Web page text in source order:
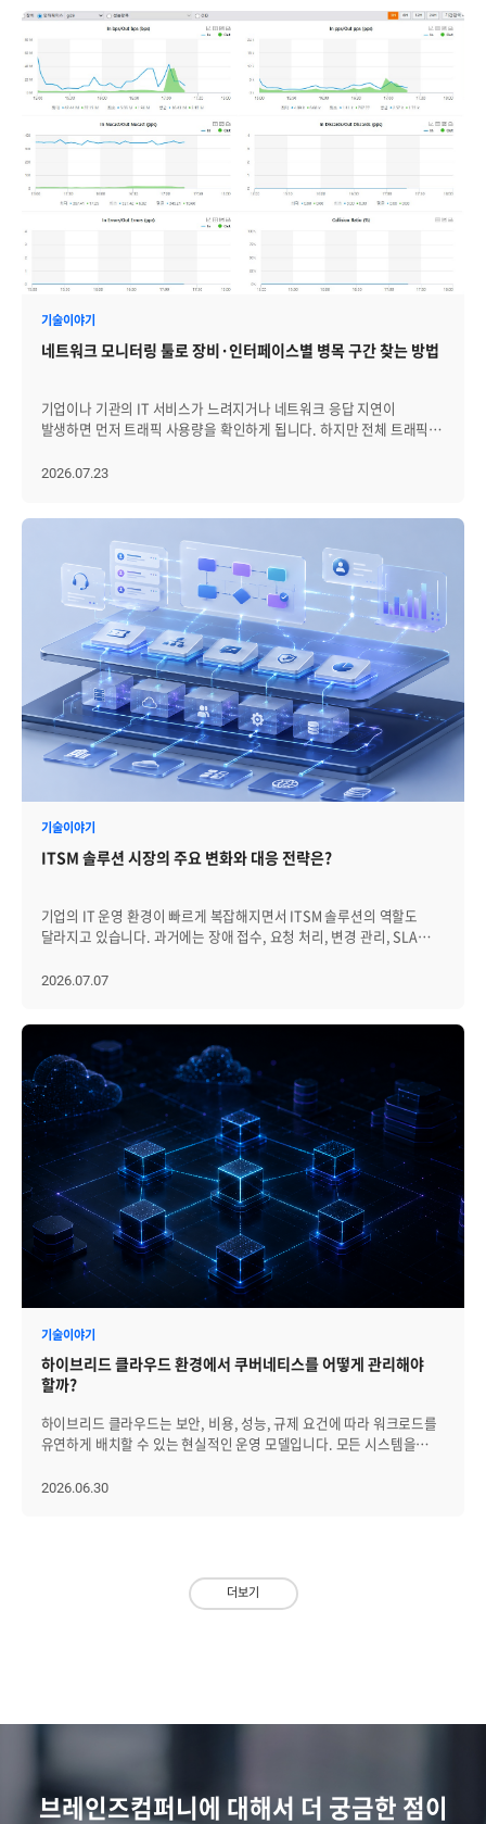
운영자가 실제 조치까지 이어갈 수 있는가? 최근의 서버 모니터링
솔루션은 단순히 서버 상태를 보여주는 도구에 머물지 않습니다.
하이브리드 클라우드, 컨테이너, 복잡한 애플리케이션 구조, 보안
요구사항, 운영 자동화와 연결되면서 IT 운영의 핵심 기반으로 확장되고
있습니다. 그렇다면 서버 모니터링 솔루션의 최근 트렌드와 도입 전
확인해야 할 5가지 선택 기준은 무엇인지 자세히 살펴보겠습니다. 서버
모니터링 솔루션의 최근 흐름 과거 서버 모니터링의 중심은 서버 자원
사용량 확인이었습니다. CPU 사용률이 높은지, 메모리가 부족한지,
디스크 용량이 임계치에 도달했는지, 특정 프로세스가 정상적으로
동작하는지를 확인하는 방식입니다. 이 기준은 여전히 중요합니다. 다만
최근 운영 환경에서는 서버 한 대의 상태만으로 장애를 판단하기
컨테이너, 네트워크, 데이터베이스, WAS 등 여러 계층 위에서
동작합니다. 하나의 장애가 여러 시스템에 영향을 주고, 반대로 사용자
불편은 발생했지만 서버 지표만 보면 정상처럼 보이는 경우도 있습니다.
있습니다. - 서버 자원 감시에서 서비스 영향 분석으로: CPU·메모리
서버, 클라우드, 컨테이너, 네트워크, DB, WAS 등 여러 운영 대상을
함께 관리 - 고정 임계치 알림에서 AI 기반 이상징후 탐지로: 정해진
상관관계 분석 - 모니터링에서 Observability 관점으로: 메트릭, 로그,
입체적으로 분석 - 장애 감지에서 운영 자동화와 AIOps로: 알림, 담당자
통보, 조치 이력, 반복 장애 대응, 원인 분석 보조까지 운영 프로세스와
연계 - 클라우드 네이티브와 표준 기반 수집 체계로: Kubernetes,
컨테이너, OpenTelemetry 등 다양한 환경의 데이터를 일관된
방식으로 수집·연동 즉, 최근의 서버 모니터링은 특정 서버의 상태를
확인하는 도구에서, 복잡한 인프라 전반의 장애 신호를 연결하고
운영자가 빠르게 판단할 수 있도록 돕는 체계로 바뀌고 있습니다.
따라서 솔루션을 선택할 때도 “서버 지표를 볼 수 있는가”를 넘어,
“클라우드와 온프레미스가 섞인 환경에서 장애를 어떻게 감지하고,
분석하고, 대응까지 연결할 수 있는가”를 봐야 합니다. 서버 모니터링
솔루션의 필수 조건 5가지 서버 모니터링 솔루션을 선택할 때는 단순히
기능이 많은지를 보는 것보다, 실제 운영 상황에서 장애를 얼마나 빠르게
인지하고 대응할 수 있는지를 기준으로 판단해야 합니다. 특히 최근의
서버 운영 환경은 온프레미스, 클라우드, 가상화, 컨테이너, 다양한
충분하지 않습니다. 서버의 상태를 정확히 수집하는 것부터 장애 알림,
인프라 연관 분석, 운영 보고, 보안 조건까지 함께 확인해야 합니다. [1]
서버 자원과 성능 데이터를 안정적으로 수집할 수 있는가 가장 기본적인
것입니다. CPU, 메모리, 디스크, 파일시스템, 네트워크, 프로세스, 로그
등 주요 항목을 실시간으로 확인할 수 있어야 합니다. 다만 단순히 현재
시간대, 반복적으로 발생하는 부하 패턴, 장애 발생 시점의 성능
SNMP·API·로그·이벤트 연동을 지원하는지, 클라우드나 컨테이너
환경의 데이터까지 일관되게 수집할 수 있는지가 중요합니다. 확인해야
할 질문은 다음과 같습니다. 서버별 주요 자원 현황을 실시간으로 볼 수
있는가? 기간별 성능 추이와 과거 데이터를 비교할 수 있는가? 장애 발생
시점의 성능 데이터를 다시 확인할 수 있는가? 에이전트, SNMP, API,
로그, 이벤트 등 필요한 방식으로 데이터를 수집할 수 있는가? 운영자가
필요한 항목 중심으로 화면을 구성할 수 있는가? 결국 기본 모니터링의
핵심은 “지금 상태”뿐 아니라 “왜 이런 상태가 되었는지”를 추적할 수
있는 데이터 흐름을 확보하는 것입니다. [2] 장애 탐지와 알림 정책을
정교하게 운영할 수 있는가 서버 모니터링에서 알림은 핵심 기능입니다.
하지만 알림이 많다고 좋은 것은 아닙니다. 불필요한 알림이 반복되면
운영자는 중요한 장애를 놓칠 수 있습니다. 따라서 임계치, 이벤트 등급,
알림 대상, 통보 방식, 에스컬레이션, 점검 시간 예외 처리 등을 운영
환경에 맞게 설정할 수 있어야 합니다. 특히 서버 수가 많거나 여러 업무
시스템을 함께 운영하는 조직이라면, 정책을 개별 서버마다 수동으로
설정하는 방식은 장기적으로 부담이 됩니다. 최근에는 고정 임계치뿐
아니라 평소와 다른 패턴, 반복 이벤트, 여러 지표 간 상관관계를 함께
감지할 수 있는지도 중요한 기준이 되고 있습니다. 좋은 솔루션은 장애를
합니다. 알림 정책을 얼마나 정교하게 운영할 수 있는지가 실제 장애
대응 품질을 좌우합니다. [3] 서버와 주변 인프라의 연관관계를 분석할
지연, DB 부하, WAS 장애, 스토리지 문제, 외부 연동 지연이 서버
대상이 복잡해질수록 연관관계 기반의 모니터링이 중요해집니다. 예를
들어 특정 서버에서 응답 지연이 발생했을 때 다음 질문에 답할 수
수 있는 업무 화면이어야 합니다. 실무자는 상세 지표와 이벤트를
확인해야 하고, 관리자는 전체 장애 현황과 성능 추이, 리소스 증설
기술이야기
네트워크 모니터링 툴로 장비·인터페이스별 병목 구간 찾는 방법
기업이나 기관의 IT 서비스가 느려지거나 네트워크 응답 지연이
발생하면 먼저 트래픽 사용량을 확인하게 됩니다. 하지만 전체 트래픽
정확히 판단하기 어렵습니다. 여러 네트워크 장비와 인터페이스가
Error·Discard 등의 성능지표를 함께 살펴보면 단순한 사용량 증가와
실제 품질 저하 가능성을 구분할 수 있습니다. 이번 글에서는 네트워크
모니터링 툴 Zenius NMS를 활용해 장비와 인터페이스별 트래픽 과점유
대상을 확인하고, 네트워크 병목 구간을 분석하는 방법을
살펴보겠습니다. 네트워크 트래픽 과점유 분석이 필요한 상황 네트워크
병목 구간을 찾기 위해서는 먼저 트래픽 사용량이 높은 대상을 선별하고,
장비에서 인터페이스로 분석 범위를 좁혀야 합니다. Zenius NMS의
장비·인터페이스 모니터링 기능은 다음과 같은 상황에서 활용할 수
있습니다. 네트워크 장비 기준 트래픽 과점유 대상 확인: 전체 장비의
bps In·Out 값을 비교해 트래픽 사용량이 높은 장비를 빠르게 선별할
수 있습니다. 인터페이스 기준 트래픽 과점유 대상 확인: 과점유 장비의
인터페이스별 사용량을 분석하거나, 전체 인터페이스를 정렬해 실제
트래픽이 집중된 연결 구간을 확인할 수 있습니다. 트래픽 과점유 분석을
통한 네트워크 품질 개선: 시간대별 추이와 세부 성능지표를 바탕으로
병목 가능 구간, 증설 필요성, 용량 예측 및 보안 이상징후를 파악할 수
있습니다. 이를 통해 단순히 트래픽이 많은 대상을 찾는 데 그치지 않고,
확인하는 방법 Zenius NMS에서는 먼저 장비 기준으로 트래픽 사용량이
높은 대상을 찾은 뒤, 해당 장비의 인터페이스를 분석해 병목 의심
정렬해 과점유 대상을 빠르게 확인하는 것도 가능합니다. (관련 기능
대상 확인 네트워크 병목 구간을 찾기 위한 첫 단계는 전체 관리 장비 중
트래픽 사용량이 높은 대상을 선별하는 것입니다. `NMS > 모니터링 >
장비` 화면에서 bps In 또는 bps Out 항목을 클릭해 정렬하면 수신·
송신 트래픽 사용량이 높은 장비를 확인할 수 있습니다. 장비별 트래픽을
동일한 기준으로 비교하면 전체 네트워크 환경에서 과부하나 병목이
의심되는 대상을 우선적으로 선별할 수 있습니다. > 그림 1. 장비
모니터링 화면에서 bps In·Out 기준으로 트래픽 과점유 대상 확인 특정
시점의 트래픽 수치만으로는 일시적인 증가인지 지속적인 과부하인지
판단하기 어렵습니다. 따라서 과점유 대상으로 확인된 장비는 시간대별
트래픽 추이를 추가로 살펴봐야 합니다. 과점유 대상 장비의 트래픽
항목을 클릭하면 시간대별 변화 추이를 확인할 수 있습니다. 현재
트래픽과 감시 임계선, 전일 동일 시간대의 트래픽을 비교하면 평소와
다른 증가가 발생했는지, 특정 시간대에 사용량이 반복적으로
집중되는지를 분석할 수 있습니다. > 그림 2. 과점유 대상 장비의
트래픽 확인 트래픽 사용량이 높은 장비를 찾았다면 다음으로 해당
장비의 어떤 인터페이스에 트래픽이 집중되고 있는지 확인해야 합니다.
하나의 네트워크 장비에는 여러 인터페이스가 연결되어 있으므로, 장비
전체 트래픽만으로는 실제 병목이 발생한 연결 구간을 판단하기
어렵습니다. 정렬값을 기준으로 사용량이 높은 장비를 선택하면 상세
모니터링 화면에서 인터페이스별 트래픽 사용량을 확인할 수
트래픽이 집중되어 있는지, 여러 인터페이스에 고르게 분산되어
과점유 대상 확인 특정 장비를 중심으로 분석하는 방법 외에도, 전체
네트워크 장비에 연결된 인터페이스를 한 화면에서 비교할 수 있습니다.
선별할 때 특히 유용합니다. > 그림 4. 인터페이스 모니터링 화면에서
인터페이스 기준 분석을 함께 활용하면 전체 네트워크에서 과점유
장비를 찾고, 실제 트래픽이 집중된 세부 연결 구간까지 단계적으로
확인할 수 있습니다. 분석 결과를 네트워크 운영에 활용하는 방법 과점유
2026.07.23
기술이야기
ITSM 솔루션 시장의 주요 변화와 대응 전략은?
기업의 IT 운영 환경이 빠르게 복잡해지면서 ITSM 솔루션의 역할도
달라지고 있습니다. 과거에는 장애 접수, 요청 처리, 변경 관리, SLA
여겨졌습니다. 그러나 최근에는 클라우드, SaaS, 보안 정책, 사용자
자동화 개념, 전사 서비스 관리인 ESM, 대규모 조직 운영을 위한
멀티테넌시, 보안·감사 요건 강화까지 맞물리며 ITSM에 요구되는
역할은 더 넓어지고 있습니다. 이제 ITSM은 서비스 요청을 접수하고
처리하는 시스템을 넘어, 복잡한 서비스 운영을 연결하고 통제하며
개선하는 운영 플랫폼으로 평가되고 있습니다. 따라서 기업은 ITSM
솔루션을 검토할 때 기능 목록만 비교하기보다, 시장 변화에 맞춰 자사의
운영 구조를 얼마나 유연하고 안정적으로 지원할 수 있는지를 함께
살펴야 합니다. [1] ITSM의 역할이 서비스데스크 중심에서 운영 플랫폼
중심으로 재편되고 있습니다 ITSM은 더 이상 서비스데스크의 티켓 접수
·처리 업무에만 머물지 않습니다. 최근 IT 운영에서는 하나의 장애나
요청이 애플리케이션, 서버, 네트워크, 클라우드 자원, 보안 정책,
사용자 권한, 외부 SaaS와 연결되는 경우가 많아졌습니다. 이 때문에
ITSM은 모니터링, 자산관리, 구성관리, 보안 이벤트, 협업 도구 등
다양한 운영 시스템과 연계되는 방향으로 확장되고 있습니다. 예를 들어
모니터링 시스템에서 발생한 장애 이벤트가 기준에 따라 ITSM 티켓으로
생성되고, 자산·구성 정보와 연결되어 영향 범위를 파악하며, 조치
이력이 다시 운영 데이터로 축적되는 흐름이 중요해지고 있습니다.
따라서 ITSM 솔루션을 검토할 때는 티켓 처리 편의성뿐 아니라 서비스
구성, 외부 시스템 연동, 장애·변경·자산 정보의 연결성, 운영 데이터
축적 방식이 중요한 검토 기준이 됩니다. [2] AI 자동화 확산으로 운영
가장 빠르게 주목받는 변화 중 하나입니다. 티켓 분류, 우선순위 추천,
모호하거나, 요청 유형 분류가 일관되지 않거나, 해결 이력이 충분히
축적되지 않았다면 AI 추천의 정확도는 낮아질 수밖에 없습니다. 결국 AI
기반 ITSM의 핵심은 “AI 기능이 있는가”보다 “AI가 참조할 수 있는
대상 업무, 승인 절차, 실행 권한, 감사 로그, 예외 처리 기준이 명확해야
구조로 축적되는가 AI가 참조하는 지식 문서와 해결 이력을 지속적으로
관리할 수 있는가 자동화 대상 업무와 사람의 승인이 필요한 업무를
2026.07.07
기술이야기
하이브리드 클라우드 환경에서 쿠버네티스를 어떻게 관리해야
할까?
하이브리드 클라우드는 보안, 비용, 성능, 규제 요건에 따라 워크로드를
유연하게 배치할 수 있는 현실적인 운영 모델입니다. 모든 시스템을
클라우드, 퍼블릭 클라우드를 함께 활용하며 각 환경의 장점을 조합하고
환경에 분산될수록 관리 기준은 달라지고, 운영 데이터는 흩어지며,
워크로드 배치 판단은 더 복잡해집니다. 따라서 하이브리드 클라우드
애플리케이션을 배포하고 확장하며, 장애가 발생한 Pod를 재시작하는
등 운영 자동화의 기반을 제공합니다. 그러나 쿠버네티스가 조직의 운영
방식, 보안 정책, 배포 기준, 모니터링 체계까지 자동으로
2026.06.30
더보기
브레인즈컴퍼니에 대해서 더 궁금한 점이